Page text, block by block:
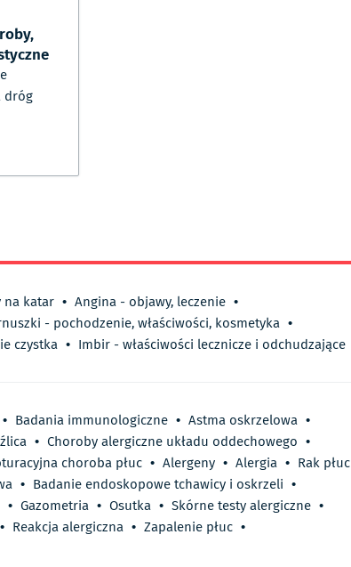
dróg
na katar • Angina - objawy, leczenie •
- pochodzenie, właściwości, kosmetyka •
czystka • Imbir - właściwości lecznicze i odchudzające
• Badania immunologiczne • Astma oskrzelowa •
• Choroby alergiczne układu oddechowego •
choroba płuc • Alergeny • Alergia • Rak płuc
• Badanie endoskopowe tchawicy i oskrzeli •
• Gazometria • Osutka • Skórne testy alergiczne •
• Reakcja alergiczna • Zapalenie płuc •